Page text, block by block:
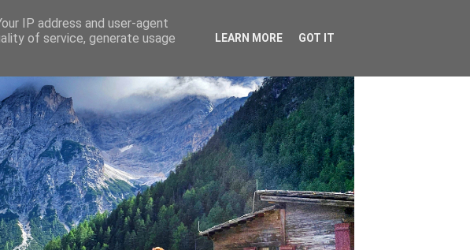
IP address and user-agent
of service, generate usage
LEARN MORE GOT IT